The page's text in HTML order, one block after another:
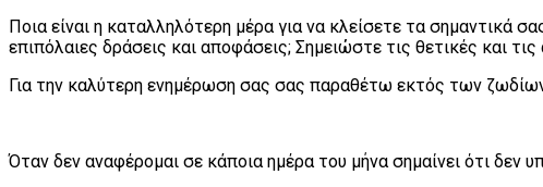
Ποια είναι η καταλληλότερη μέρα για να κλείσετε τα σημαντικά
επιπόλαιες δράσεις και αποφάσεις; Σημειώστε τις θετικές και
Για την καλύτερη ενημέρωση σας σας παραθέτω εκτός των ζωδίων
Όταν δεν αναφέρομαι σε κάποια ημέρα του μήνα σημαίνει ότι δεν